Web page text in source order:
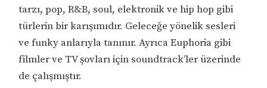
tarzı, pop, R&B, soul, elektronik ve hip hop gibi
türlerin bir karışımıdır. Geleceğe yönelik sesleri
ve funky anlarıyla tanınır. Ayrıca Euphoria gibi
filmler ve TV şovları için soundtrack’ler üzerinde
de çalışmıştır.